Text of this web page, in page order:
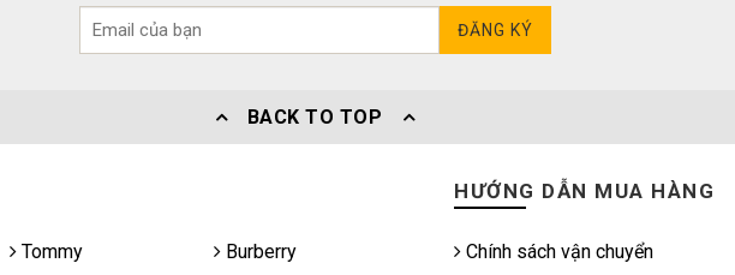
ĐĂNG KÝ
BACK TO TOP
Tommy
Burberry
HƯỚNG DẪN MUA HÀNG
Chính sách vận chuyển